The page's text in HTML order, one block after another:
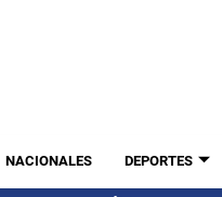
NACIONALES DEPORTES